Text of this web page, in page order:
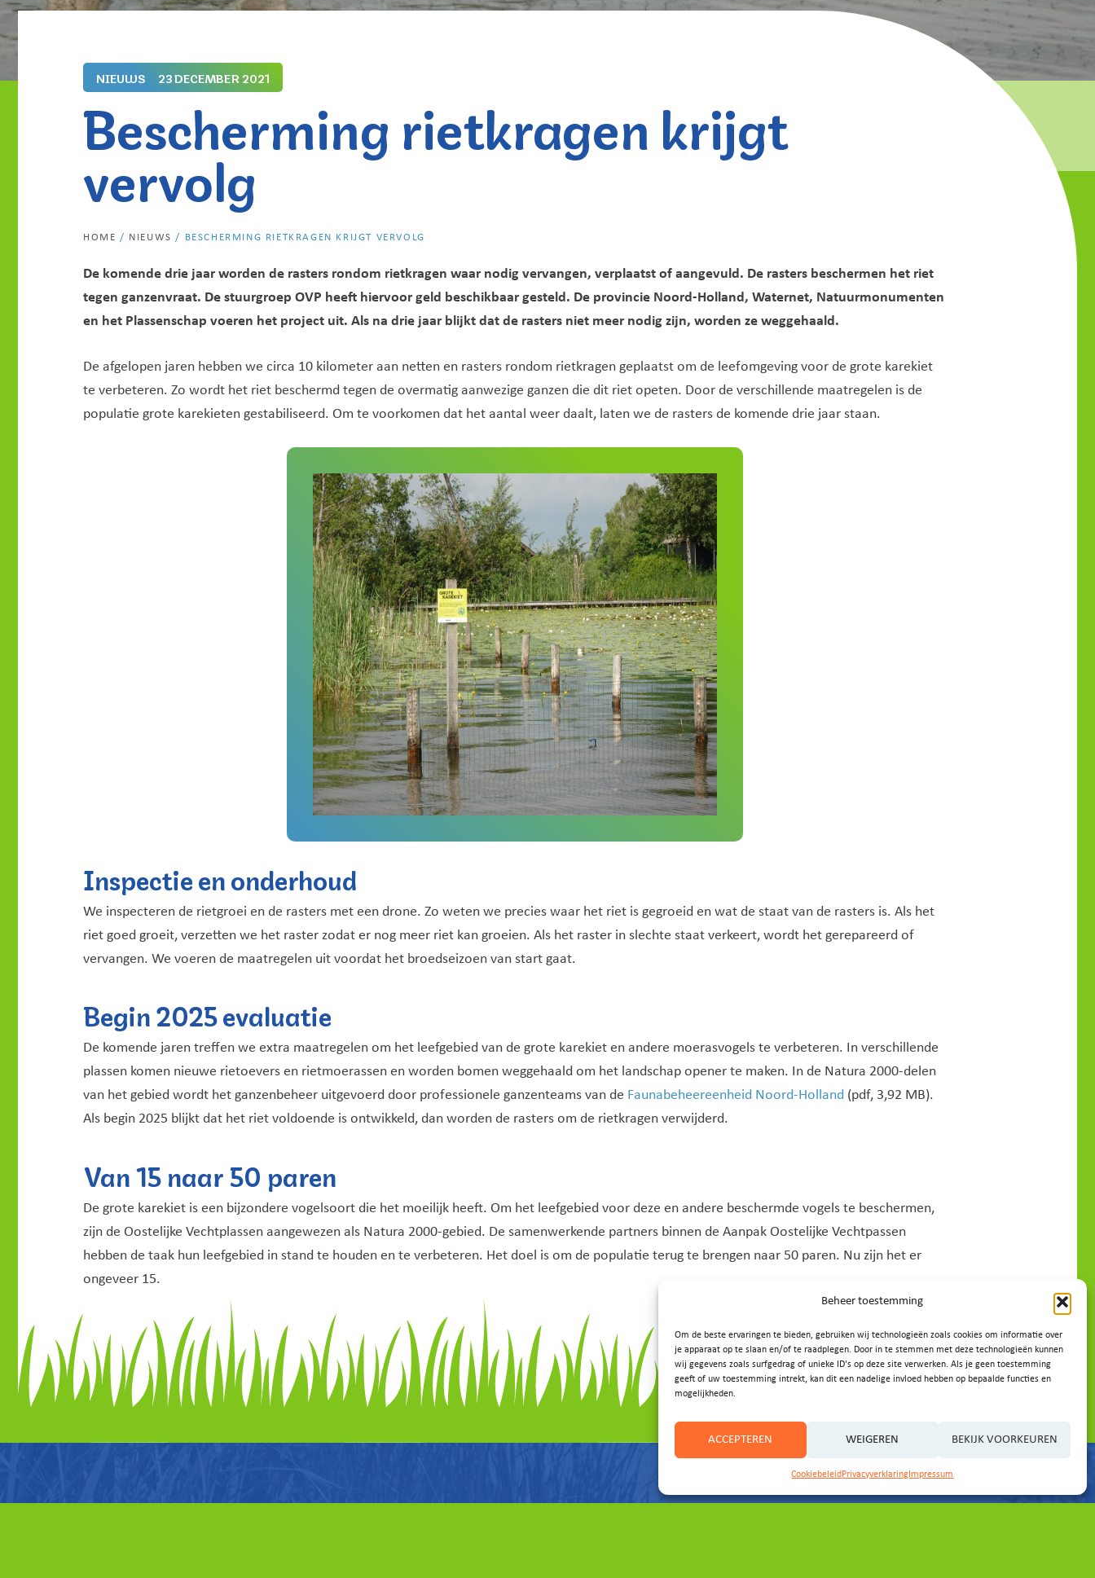
Beheer toestemming
Om de beste ervaringen te bieden, gebruiken wij technologieën zoals cookies om informatie over
je apparaat op te slaan en/of te raadplegen. Door in te stemmen met deze technologieën kunnen
wij gegevens zoals surfgedrag of unieke ID's op deze site verwerken. Als je geen toestemming
geeft of uw toestemming intrekt, kan dit een nadelige invloed hebben op bepaalde functies en
mogelijkheden.
ACCEPTEREN WEIGEREN BEKIJK VOORKEUREN
Cookiebeleid Privacyverklaring Impressum
NIEUWS 23 DECEMBER 2021
Bescherming rietkragen krijgt
vervolg
HOME / NIEUWS / BESCHERMING RIETKRAGEN KRIJGT VERVOLG
De komende drie jaar worden de rasters rondom rietkragen waar nodig vervangen, verplaatst of aangevuld. De rasters beschermen het riet
tegen ganzenvraat. De stuurgroep OVP heeft hiervoor geld beschikbaar gesteld. De provincie Noord-Holland, Waternet, Natuurmonumenten
en het Plassenschap voeren het project uit. Als na drie jaar blijkt dat de rasters niet meer nodig zijn, worden ze weggehaald.
De afgelopen jaren hebben we circa 10 kilometer aan netten en rasters rondom rietkragen geplaatst om de leefomgeving voor de grote karekiet
te verbeteren. Zo wordt het riet beschermd tegen de overmatig aanwezige ganzen die dit riet opeten. Door de verschillende maatregelen is de
populatie grote karekieten gestabiliseerd. Om te voorkomen dat het aantal weer daalt, laten we de rasters de komende drie jaar staan.
Inspectie en onderhoud
We inspecteren de rietgroei en de rasters met een drone. Zo weten we precies waar het riet is gegroeid en wat de staat van de rasters is. Als het
riet goed groeit, verzetten we het raster zodat er nog meer riet kan groeien. Als het raster in slechte staat verkeert, wordt het gerepareerd of
vervangen. We voeren de maatregelen uit voordat het broedseizoen van start gaat.
Begin 2025 evaluatie
De komende jaren treffen we extra maatregelen om het leefgebied van de grote karekiet en andere moerasvogels te verbeteren. In verschillende
plassen komen nieuwe rietoevers en rietmoerassen en worden bomen weggehaald om het landschap opener te maken. In de Natura 2000-delen
van het gebied wordt het ganzenbeheer uitgevoerd door professionele ganzenteams van de Faunabeheereenheid Noord-Holland (pdf, 3,92 MB).
Als begin 2025 blijkt dat het riet voldoende is ontwikkeld, dan worden de rasters om de rietkragen verwijderd.
Van 15 naar 50 paren
De grote karekiet is een bijzondere vogelsoort die het moeilijk heeft. Om het leefgebied voor deze en andere beschermde vogels te beschermen,
zijn de Oostelijke Vechtplassen aangewezen als Natura 2000-gebied. De samenwerkende partners binnen de Aanpak Oostelijke Vechtpassen
hebben de taak hun leefgebied in stand te houden en te verbeteren. Het doel is om de populatie terug te brengen naar 50 paren. Nu zijn het er
ongeveer 15.